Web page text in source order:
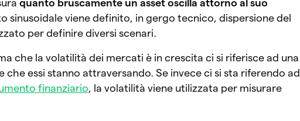
quanto bruscamente un asset oscilla attorno al suo
sinusoidale viene definito, in gergo tecnico, dispersione del
per definire diversi scenari.
che la volatilità dei mercati è in crescita ci si riferisce ad una
che essi stanno attraversando. Se invece ci si sta riferendo ad
finanziario , la volatilità viene utilizzata per misurare